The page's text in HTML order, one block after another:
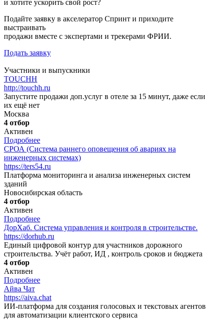
и хотите ускорить свой рост?
Подайте заявку в акселератор Спринт и приходите
выстраивать
продажи вместе с экспертами и трекерами ФРИИ.
Подать заявку
Участники и выпускники
TOUCHH
http://touchh.ru
Запустите продажи доп.услуг в отеле за 15 минут, даже если
их ещё нет
Москва
4 отбор
Активен
Подробнее
СРОА (Система раннего оповещения об авариях на
инженерных системах)
https://ters54.ru
Платформа мониторинга и анализа инженерных систем
зданий
Новосибирская область
4 отбор
Активен
Подробнее
ДорХаб. Система управления и контроля в строительстве.
https://dorhub.ru
Единый цифровой контур для участников дорожного
строительства. Учёт работ, ИД , контроль сроков и бюджета
4 отбор
Активен
Подробнее
Айва Чат
https://aiva.chat
ИИ-платформа для создания голосовых и текстовых агентов
для автоматизации клиентского сервиса